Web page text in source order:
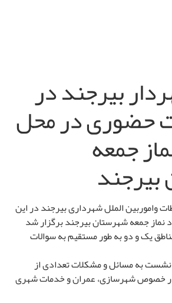
بیرجند در
حضوری در محل
جمعه
واموربین الملل شهرداری بیرجند در این
نماز جمعه شهرستان بیرجند برگزار شد
یک و دو به طور مستقیم به سوالات
به مسائل و مشکلات تعدادی از
خصوص شهرسازی، عمران و خدمات شهری